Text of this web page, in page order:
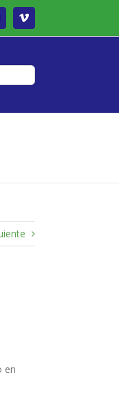
InstagramVimeo
en